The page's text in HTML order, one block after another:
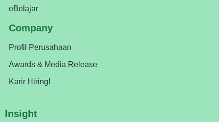
eBelajar
Company
Profil Perusahaan
Awards & Media Release
Karir Hiring!
Insight